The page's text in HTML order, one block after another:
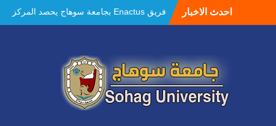
احدث الاخبار
فريق Enactus بجامعة سوهاج يحصد المركز
الاول في الابتكار وتمكين المراة والمركز الثاني
مستشفيات سوهاج الجامعية تحقق إنجازًا طبيًا
جديدًا و تنجح في علاج 3 حالات أكالازيا بتقنية
POEM دون جراحة .
النعماني يلتقي بمدير امن سوهاج الجديد لتقديم